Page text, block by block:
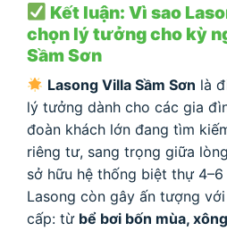
Kết luận: Vì sao
chọn lý tưởng cho kỳ
Sầm Sơn
Lasong Villa Sầm Sơn là
lý tưởng dành cho các gia
đoàn khách lớn đang tìm
riêng tư, sang trọng giữa
sở hữu hệ thống biệt thự
Lasong còn gây ấn tượng
cấp: từ bể bơi bốn mùa,